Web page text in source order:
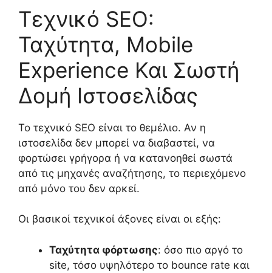
Τεχνικό SEO:
Ταχύτητα, Mobile
Experience Και Σωστή
Δομή Ιστοσελίδας
Το τεχνικό SEO είναι το θεμέλιο. Αν η
ιστοσελίδα δεν μπορεί να διαβαστεί, να
φορτώσει γρήγορα ή να κατανοηθεί σωστά
από τις μηχανές αναζήτησης, το περιεχόμενο
από μόνο του δεν αρκεί.
Οι βασικοί τεχνικοί άξονες είναι οι εξής:
Ταχύτητα φόρτωσης: όσο πιο αργό το
site, τόσο υψηλότερο το bounce rate και